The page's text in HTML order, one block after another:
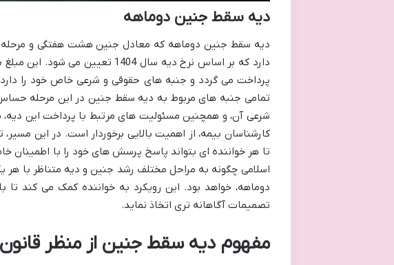
دیه سقط جنین دوماهه
دیه سقط جنین دوماهه که معادل جنین هشت هفتگی و
دارد که بر اساس نرخ دیه سال 1404
پرداخت می گردد و جنبه های حقوقی و شرعی خاص خود را
تمامی جنبه های مربوط به دیه سقط جنین در این مرحله حساس
شرعی آن، و همچنین مسئولیت های مرتبط با پرداخت این دیه،
کارشناسان بیمه، از اهمیت بالایی برخوردار است. در این
تا هر خواننده ای بتواند پاسخ پرسش های خود را با اطمینان
اسلامی چگونه به مراحل مختلف رشد جنین و دیه متناظر با هر
دوماهه، خواهد بود. این رویکرد به خواننده کمک می کند
تصمیمات آگاهانه تری اتخاذ نماید.
مفهوم دیه سقط جنین از منظر